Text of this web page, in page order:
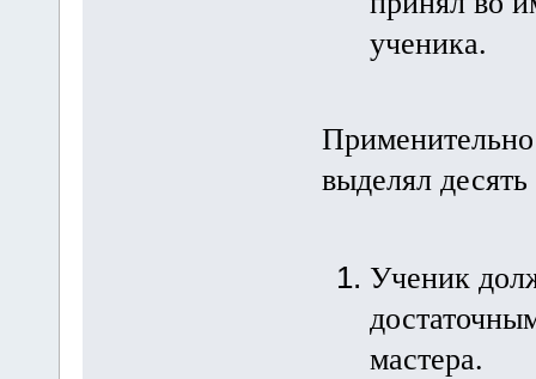
ученика.
выделял
Ученик
мастера.